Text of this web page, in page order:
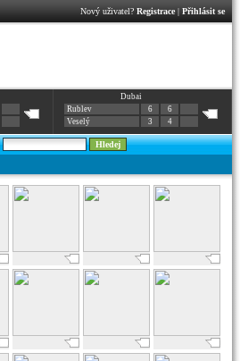
Nový uživatel? Registrace| Přihlásit se
Dubai
Rublev
6
6
Veselý
3 4